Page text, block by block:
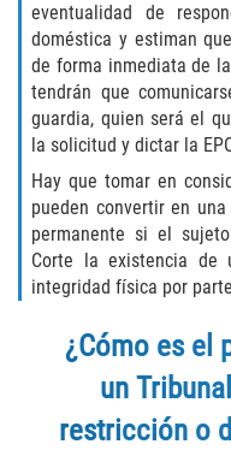
Delitos
Actos
Años
eventualidad de
doméstica y estiman
de forma inmediata de
tendrán que
guardia, quien será el
la solicitud y dictar la
Hay que tomar en
pueden convertir en
permanente si el
Corte la existencia de
integridad física por
¿Cómo es el
un
restricción o